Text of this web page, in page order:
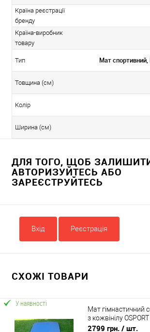
Країна реєстрації
бренду
Країна-виробник
товару
Тип Мат
Товщина (см)
Колір
Ширина (см)
ДЛЯ ТОГО, ЩОБ
АВТОРИЗУЙТЕСЬ АБО
ЗАРЕЄСТРУЙТЕСЬ
Вхід Реєстрація
СХОЖІ ТОВАРИ
У наявності
Мат гімнастичний
з кожвінілу
10см (FI-0014)
2799 грн. / шт.